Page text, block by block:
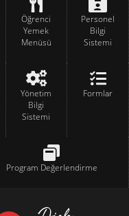
Öğrenci
Yemek
Menüsü
Personel
Bilgi
Sistemi
Yönetim
Bilgi
Sistemi
Formlar
Program Değerlendirme